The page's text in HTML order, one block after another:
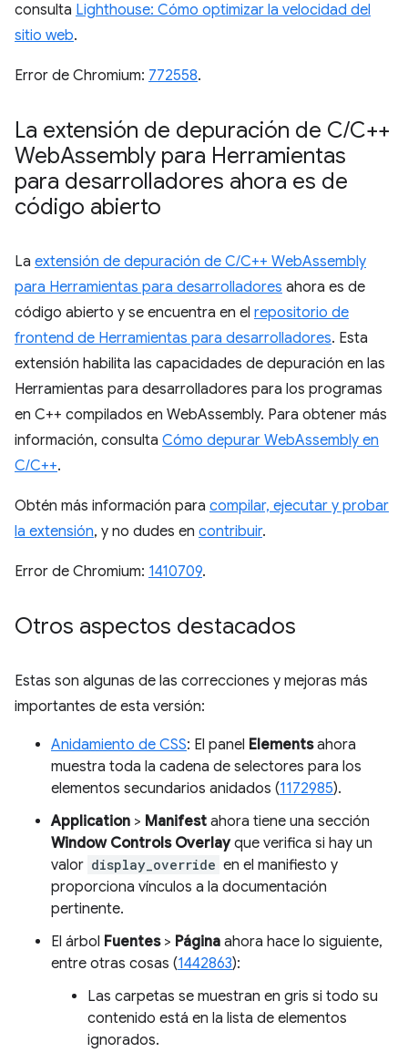
consulta Lighthouse: Cómo optimizar la velocidad del
sitio web.
Error de Chromium: 772558.
La extensión de depuración de C/C++
WebAssembly para Herramientas
para desarrolladores ahora es de
código abierto
La extensión de depuración de C/C++ WebAssembly
para Herramientas para desarrolladores ahora es de
código abierto y se encuentra en el repositorio de
frontend de Herramientas para desarrolladores. Esta
extensión habilita las capacidades de depuración en las
Herramientas para desarrolladores para los programas
en C++ compilados en WebAssembly. Para obtener más
información, consulta Cómo depurar WebAssembly en
C/C++.
Obtén más información para compilar, ejecutar y probar
la extensión, y no dudes en contribuir.
Error de Chromium: 1410709.
Otros aspectos destacados
Estas son algunas de las correcciones y mejoras más
importantes de esta versión:
Anidamiento de CSS: El panel Elementsahora
muestra toda la cadena de selectores para los
elementos secundarios anidados (1172985).
Application > Manifest ahora tiene una sección
Window Controls Overlayque verifica si hay un
valor display_override en el manifiesto y
proporciona vínculos a la documentación
pertinente.
El árbol Fuentes> Página ahora hace lo siguiente,
entre otras cosas (1442863):
Las carpetas se muestran en gris si todo su
contenido está en la lista de elementos
ignorados.